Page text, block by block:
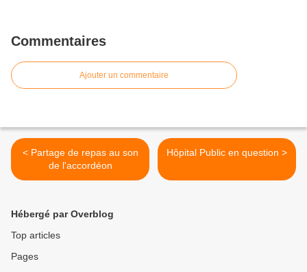
Commentaires
Ajouter un commentaire
< Partage de repas au son
de l'accordéon
Hôpital Public en question >
Hébergé par Overblog
Top articles
Pages